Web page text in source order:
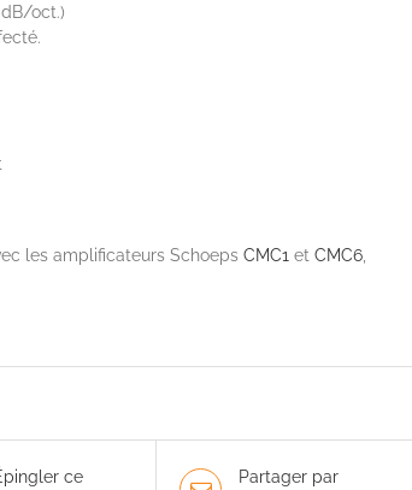
oct.)
les amplificateurs Schoeps CMC1 et CMC6
ce
Partager par